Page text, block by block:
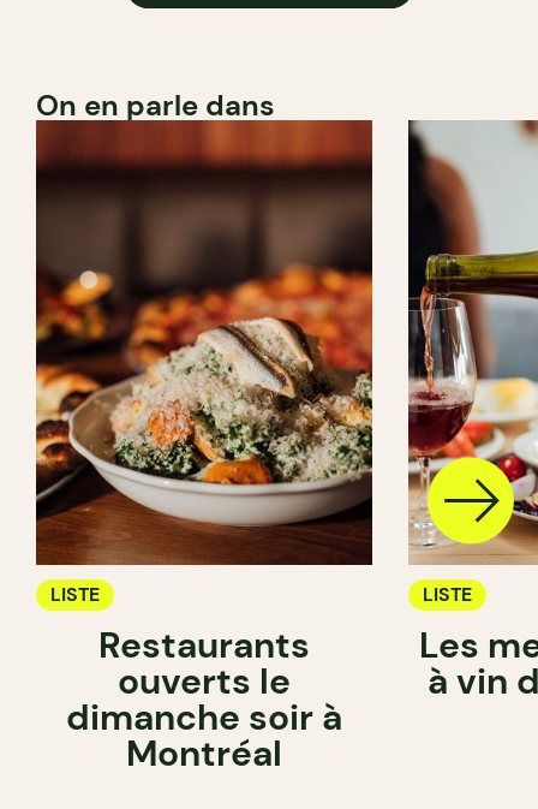
On en parle dans
LISTE
Restaurants
ouverts le
dimanche soir à
Montréal
LISTE
Les
à vin